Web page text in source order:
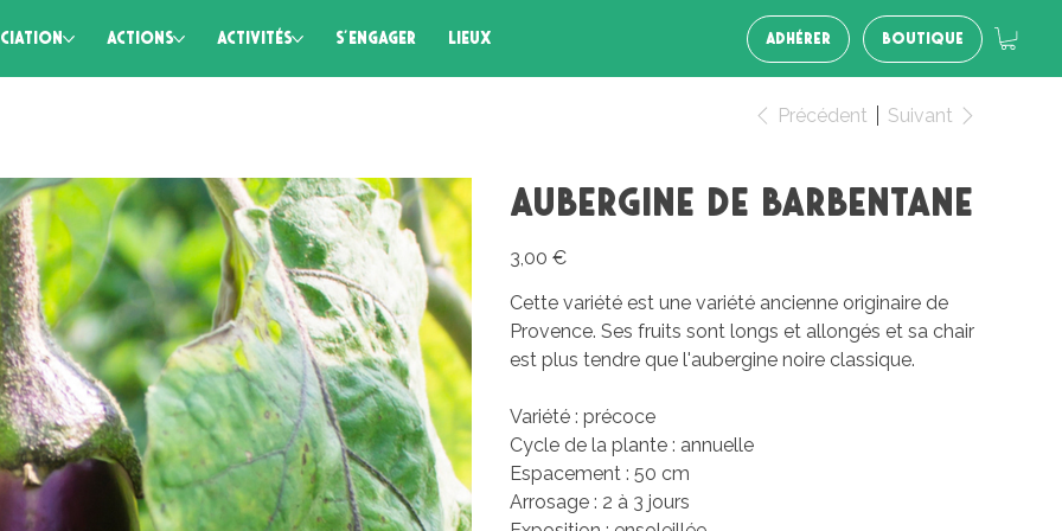
ADHÉRER BOUTIQUE
ACTIONS ACTIVITÉS S'ENGAGER LIEUX
Précédent Suivant
Aubergine de Barbentane
3,00 €
Cette variété est une variété ancienne originaire de
Provence. Ses fruits sont longs et allongés et sa chair
est plus tendre que l'aubergine noire classique.
Variété : précoce
Cycle de la plante : annuelle
Espacement : 50 cm
Arrosage : 2 à 3 jours